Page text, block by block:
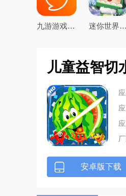
九游游戏盒子app2026最新版 迷你世界2026最新官方版
儿童益智切
安卓版下载